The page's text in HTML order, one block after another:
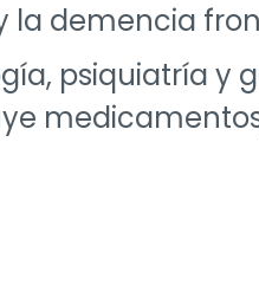
la demencia
psiquiatría y